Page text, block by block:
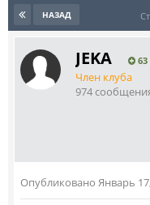
НАЗАД
JEKA 63
Член клуба
974
Опубликовано Январь